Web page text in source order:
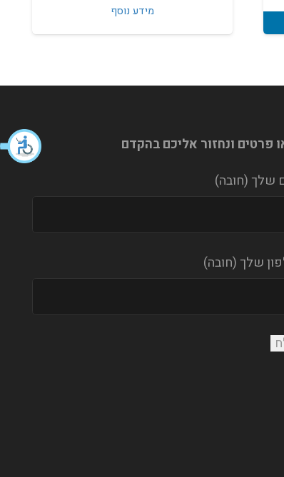
מידע נוסף
פרטים ונחזור אליכם בהקדם
שלך (חובה)
שלך (חובה)